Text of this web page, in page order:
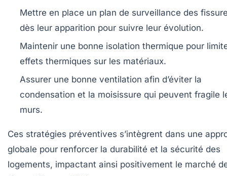
Mettre en place un plan de surveillance des
dès leur apparition pour suivre leur évolution.
Maintenir une bonne isolation thermique pour
effets thermiques sur les matériaux.
Assurer une bonne ventilation afin d’éviter la
condensation et la moisissure qui peuvent fragile
murs.
Ces stratégies préventives s’intègrent dans une
globale pour renforcer la durabilité et la sécurité des
logements, impactant ainsi positivement le marché